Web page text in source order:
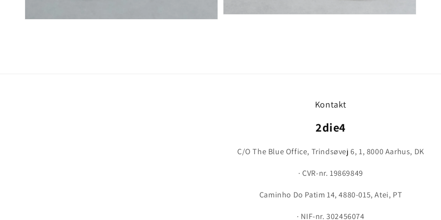
Kontakt
2die4
C/O The Blue Office, Trindsøvej 6, 1, 8000 Aarhus, DK
· CVR-nr. 19869849
Caminho Do Patim 14, 4880-015, Atei, PT
· NIF-nr. 302456074